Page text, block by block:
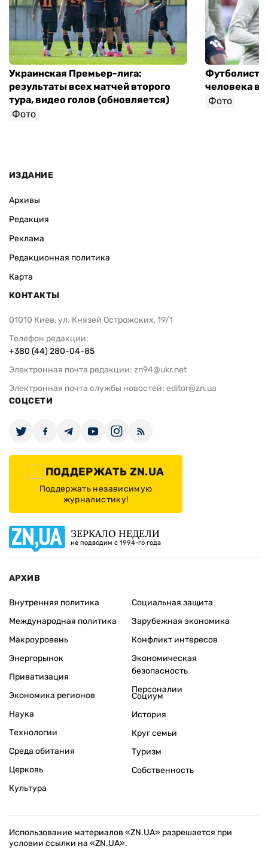
Украинская Премьер-лига:
результаты всех матчей второго
тура, видео голов (обновляется)
Фото
Футболист
человека в
Фото
ИЗДАНИЕ
Архивы
Редакция
Реклама
Редакционная политика
Карта
КОНТАКТЫ
01010 Киев, ул. Князей Острожских, 19/1
Телефон редакции:
+380 (44) 280-04-85
Электронная почта редакции: zn94@ukr.net
Электронная почта службы новостей: editor@zn.ua
СОЦСЕТИ
ПОДДЕРЖАТЬ ZN.UA
Поддержать независимую
журналистику!
ЗЕРКАЛО НЕДЕЛИ
не подводим с 1994-го года
АРХИВ
Внутренняя политика
Международная политика
Макроуровень
Энергорынок
Приватизация
Экономика регионов
Социальная защита
Зарубежная экономика
Конфликт интересов
Экономическая
безопасность
Персоналии
Наука
Технологии
Среда обитания
Церковь
Культура
Социум
История
Круг семьи
Туризм
Собственность
Использование материалов «ZN.UA» разрешается при
условии ссылки на «ZN.UA».